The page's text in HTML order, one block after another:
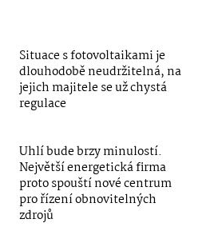
Situace s fotovoltaikami je
dlouhodobě neudržitelná, na
jejich majitele se už chystá
regulace
Uhlí bude brzy minulostí.
Největší energetická firma
proto spouští nové centrum
pro řízení obnovitelných
zdrojů